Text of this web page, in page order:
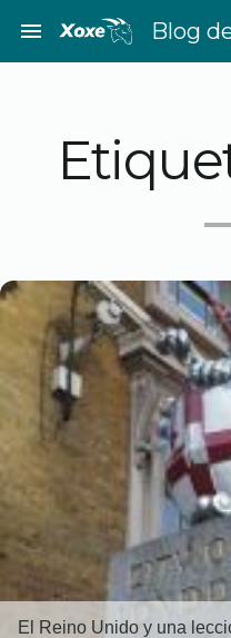
contenido
menu Blog
El Reino Unido y una